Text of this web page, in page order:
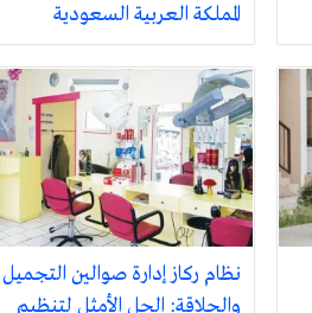
المملكة العربية السعودية
نظام ركاز إدارة صوالين التجميل
والحلاقة: الحل الأمثل لتنظيم